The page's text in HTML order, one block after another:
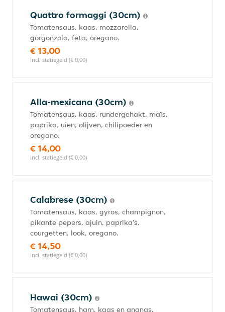
Quattro formaggi (30cm)
Tomatensaus, kaas, mozzarella,
gorgonzola, feta, oregano.
€ 13,00
incl. statiegeld (€ 0,00)
Alla-mexicana (30cm)
Tomatensaus, kaas, rundergehakt, maïs,
paprika, uien, olijven, chilipoeder en
oregano.
€ 14,00
incl. statiegeld (€ 0,00)
Calabrese (30cm)
Tomatensaus, kaas, gyros, champignon,
pikante pepers, ajuin, paprika's,
courgetten, look, oregano.
€ 14,50
incl. statiegeld (€ 0,00)
Hawai (30cm)
Tomatensaus, ham, kaas en ananas.